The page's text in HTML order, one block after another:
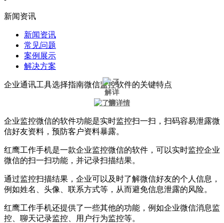
新闻资讯
新闻资讯
常见问题
案例展示
解决方案
企业通讯工具选择指南微信监控软件的关键特点
企业监控微信的软件功能是实时监控扫一扫，扫码容易泄露微
信好友资料，预防客户资料暴露。
红鹰工作手机是一款企业监控微信的软件，可以实时监控企业
微信的扫一扫功能，并记录扫描结果。
通过监控扫描结果，企业可以及时了解微信好友的个人信息，
例如姓名、头像、联系方式等，从而避免信息泄露的风险。
红鹰工作手机还提供了一些其他的功能，例如企业微信消息监
控、聊天记录监控、用户行为监控等。